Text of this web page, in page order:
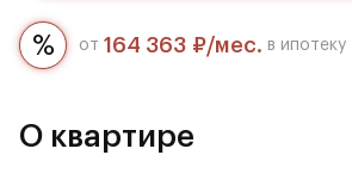
от 164 363 ₽/мес. в ипотеку
О квартире